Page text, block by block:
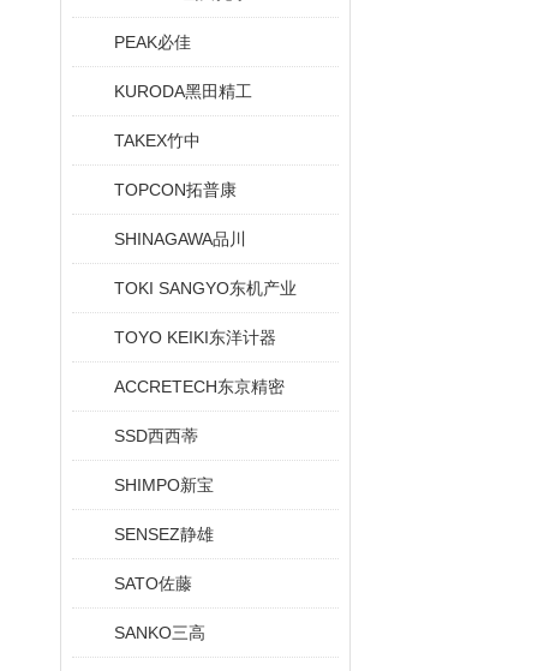
PEAK必佳
KURODA黑田精工
TAKEX竹中
TOPCON拓普康
SHINAGAWA品川
TOKI SANGYO东机产业
TOYO KEIKI东洋计器
ACCRETECH东京精密
SSD西西蒂
SHIMPO新宝
SENSEZ静雄
SATO佐藤
SANKO三高